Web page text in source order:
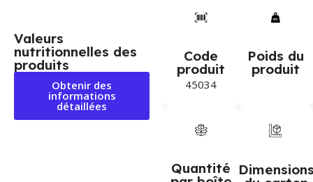
Valeurs
nutritionnelles des
produits
Obtenir des
informations
détaillées
Code
produit
45034
Poids du
produit
Quantité